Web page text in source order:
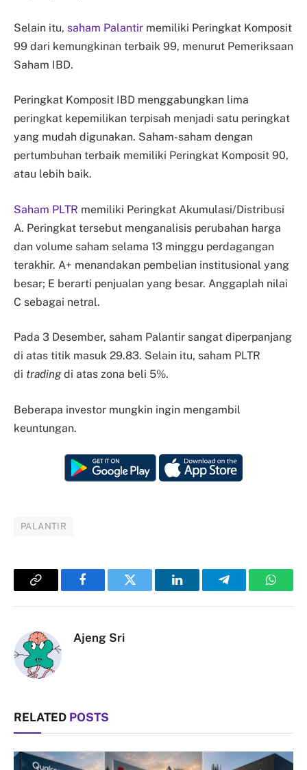
Selain itu, saham Palantir memiliki Peringkat Komposit
99 dari kemungkinan terbaik 99, menurut Pemeriksaan
Saham IBD.
Peringkat Komposit IBD menggabungkan lima
peringkat kepemilikan terpisah menjadi satu peringkat
yang mudah digunakan. Saham-saham dengan
pertumbuhan terbaik memiliki Peringkat Komposit 90,
atau lebih baik.
Saham PLTR memiliki Peringkat Akumulasi/Distribusi
A. Peringkat tersebut menganalisis perubahan harga
dan volume saham selama 13 minggu perdagangan
terakhir. A+ menandakan pembelian institusional yang
besar; E berarti penjualan yang besar. Anggaplah nilai
C sebagai netral.
Pada 3 Desember, saham Palantir sangat diperpanjang
di atas titik masuk 29.83. Selain itu, saham PLTR
di tradingdi atas zona beli 5%.
Beberapa investor mungkin ingin mengambil
keuntungan.
PALANTIR
Copy
FacebookTwitter LinkedInTelegram
Ajeng Sri
RELATED POSTS